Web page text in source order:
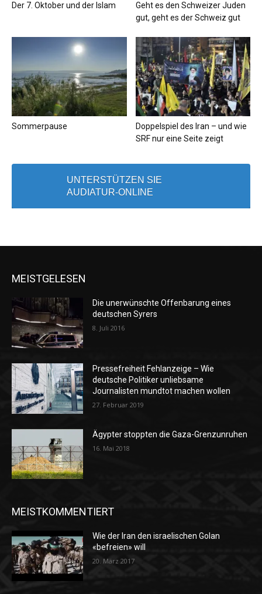
Der 7. Oktober und der Islam
Geht es den Schweizer Juden
gut, geht es der Schweiz gut
Sommerpause
Doppelspiel des Iran – und wie
SRF nur eine Seite zeigt
UNTERSTÜTZEN SIE
AUDIATUR-ONLINE
MEISTGELESEN
Die unerwünschte Offenbarung eines
deutschen Syrers
8. Juli 2016
Pressefreiheit Fehlanzeige – Wie
deutsche Politiker unliebsame
Journalisten mundtot machen wollen
27. Februar 2019
Ägypter stoppten die Gaza-Grenzunruhen
16. Mai 2018
MEISTKOMMENTIERT
Wie der Iran den israelischen Golan
«befreien» will
20. März 2017